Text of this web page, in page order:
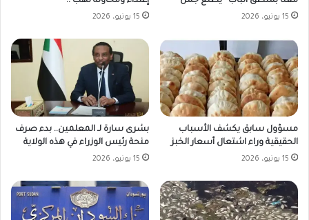
15 يونيو، 2026 15 يونيو، 2026
مسؤول سابق يكشف الأسباب
الحقيقية وراء اشتعال أسعار الخبز
15 يونيو، 2026
بشرى سارة لـ المعلمين.. بدء صرف
منحة رئيس الوزراء في هذه الولاية
15 يونيو، 2026